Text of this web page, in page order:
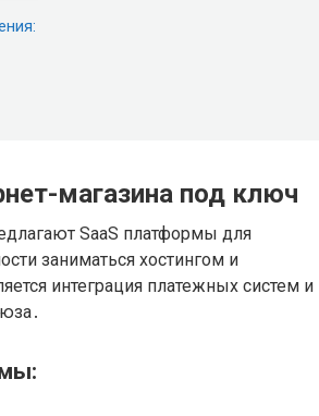
магазина под ключ
SaaS платформы для
заниматься хостингом и
интеграция платежных систем и